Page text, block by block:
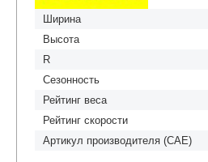
Ширина
Высота
R
Сезонность
Рейтинг веса
Рейтинг скорости
Артикул производителя (CAE)